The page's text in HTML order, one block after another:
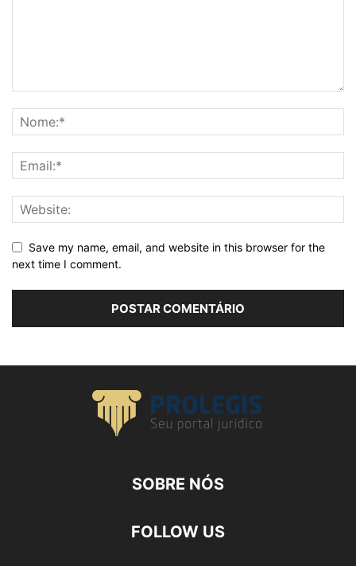
Save my name, email, and website in this browser for the
next time I comment.
SOBRE NÓS
FOLLOW US